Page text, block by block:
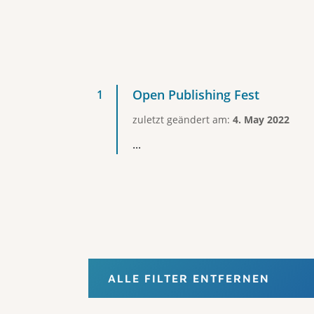
Open Publishing Fest
zuletzt geändert am: 4. May 2022
...
ALLE FILTER ENTFERNEN